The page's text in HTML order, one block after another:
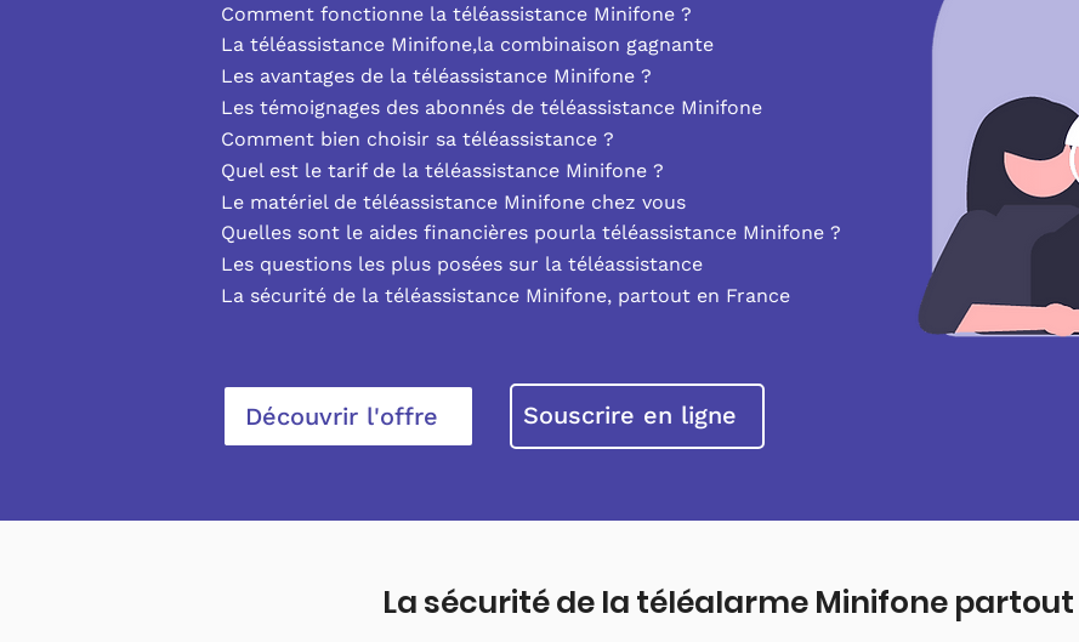
Comment fonctionne la téléassistance Minifone ?
La téléassistance Minifone,la combinaison gagnante
Les avantages de la téléassistance Minifone ?
Les témoignages des abonnés de téléassistance Minifone
Comment bien choisir sa téléassistance ?
Quel est le tarif de la téléassistance Minifone ?
Le matériel de téléassistance Minifone chez vous
Quelles sont le aides financières pourla téléassistance Minifone ?
Les questions les plus posées sur la téléassistance
La sécurité de la téléassistance Minifone, partout en France
Découvrir l'offre Souscrire en ligne
La sécurité de la téléalarme Minifone partout